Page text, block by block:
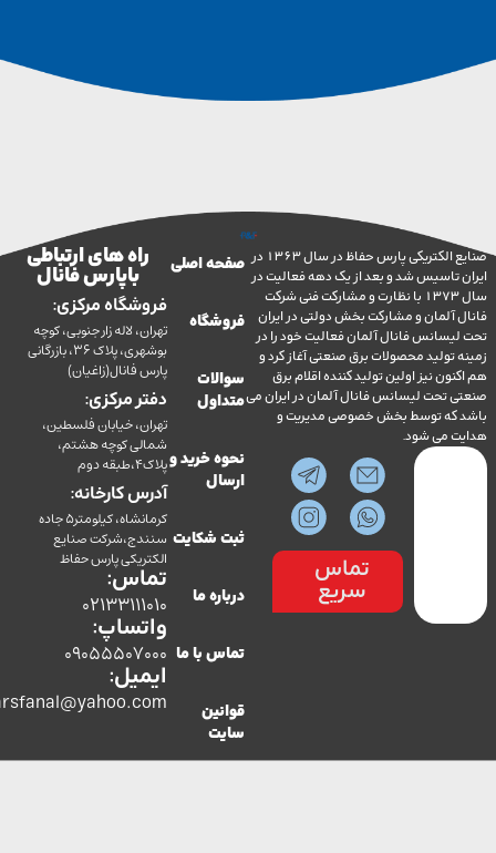
صنایع الکتریکی پارس حفاظ در سال 1363 در
شد و بعد از یک دهه فعالیت در
سال 1373 با نظارت و مشارکت فنی شرکت
و مشارکت بخش دولتی در ایران
فانال آلمان فعالیت خود را در
محصولات برق صنعتی آغاز کرد و
نیز اولین تولید کننده اقلام برق
لیسانس فانال آلمان در ایران می
توسط بخش خصوصی مدیریت و
می شود.
تماس
سریع
صفحه اصلی
فروشگاه
سوالات
متداول
نحوه خرید و
ثبت شکایت
درباره ما
تماس با ما
قوانین
راه های ارتباطی
با پارس فانال
فروشگاه مرکزی:
تهران، لاله زار جنوبی، کوچه
بوشهری، پلاک 36، بازرگانی
پارس فانال(زاغیان)
دفتر مرکزی:
تهران، خیابان فلسطین،
شمالی کوچه هشتم،
پلاک4،طبقه دوم
آدرس کارخانه:
کرمانشاه، کیلومتر5 جاده
سنندج،شرکت صنایع
الکتریکی پارس حفاظ
تماس:
02133111010
واتساپ:
09055507000
ایمیل:
co.parsfanal@yahoo.com